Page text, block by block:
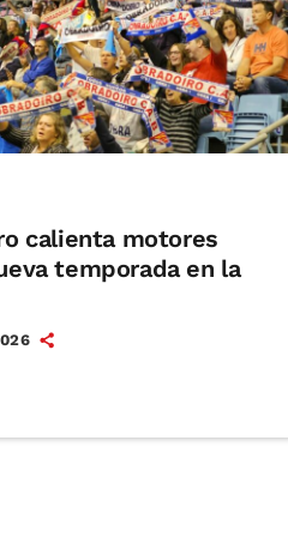
calienta motores
temporada en la